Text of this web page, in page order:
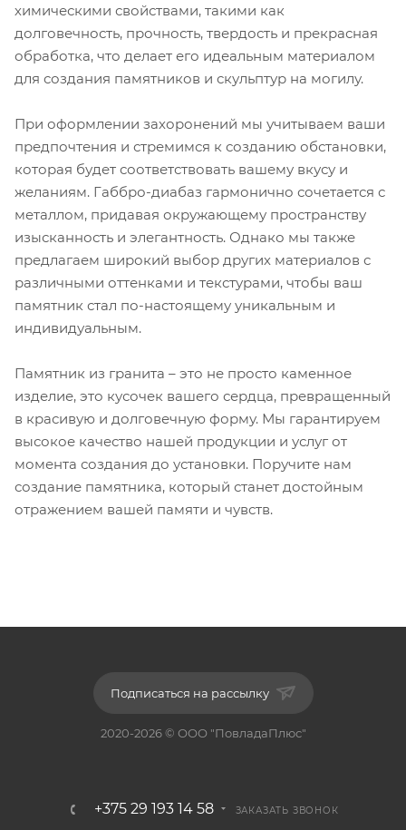
химическими свойствами, такими как
долговечность, прочность, твердость и прекрасная
обработка, что делает его идеальным материалом
для создания памятников и скульптур на могилу.
При оформлении захоронений мы учитываем ваши
предпочтения и стремимся к созданию обстановки,
которая будет соответствовать вашему вкусу и
желаниям. Габбро-диабаз гармонично сочетается с
металлом, придавая окружающему пространству
изысканность и элегантность. Однако мы также
предлагаем широкий выбор других материалов с
различными оттенками и текстурами, чтобы ваш
памятник стал по-настоящему уникальным и
индивидуальным.
Памятник из гранита – это не просто каменное
изделие, это кусочек вашего сердца, превращенный
в красивую и долговечную форму. Мы гарантируем
высокое качество нашей продукции и услуг от
момента создания до установки. Поручите нам
создание памятника, который станет достойным
отражением вашей памяти и чувств.
Подписаться на рассылку
2020-2026 © ООО "ПовладаПлюс"
+375 29 193 14 58 ЗАКАЗАТЬ ЗВОНОК